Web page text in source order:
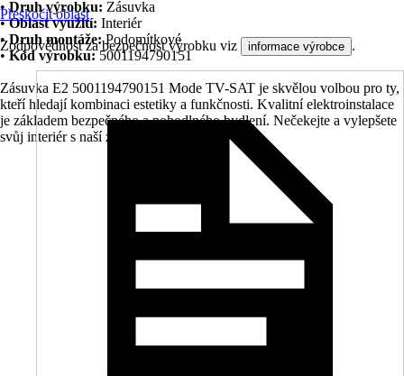
•Druh výrobku: Zásuvka
•Oblast využití: Interiér
•Druh montáže:Podomítkové
•Kód výrobku:5001194790151
Zásuvka E2 5001194790151 Mode TV-SAT je skvělou volbou pro ty,
kteří hledají kombinaci estetiky a funkčnosti. Kvalitní elektroinstalace
je základem bezpečného a pohodlného bydlení. Nečekejte a vylepšete
svůj interiér s naší zásuvkou ještě dnes.
Přeskočit oblast
Zodpovědnost za bezpečnost výrobku viz informace výrobce .